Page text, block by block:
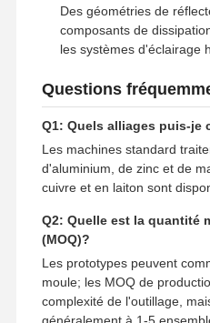
Des géométries de
composants de
les systèmes d'éclairage
Questions
Q1: Quels alliages puis-je
Les machines standard
d'aluminium, de zinc et de
cuivre et en laiton sont
Q2: Quelle est la quantité
(MOQ)?
Les prototypes peuvent
moule; les MOQ de
complexité de l'outillage,
généralement à 1-5